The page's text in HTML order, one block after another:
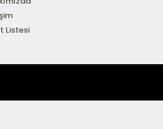
Listesi